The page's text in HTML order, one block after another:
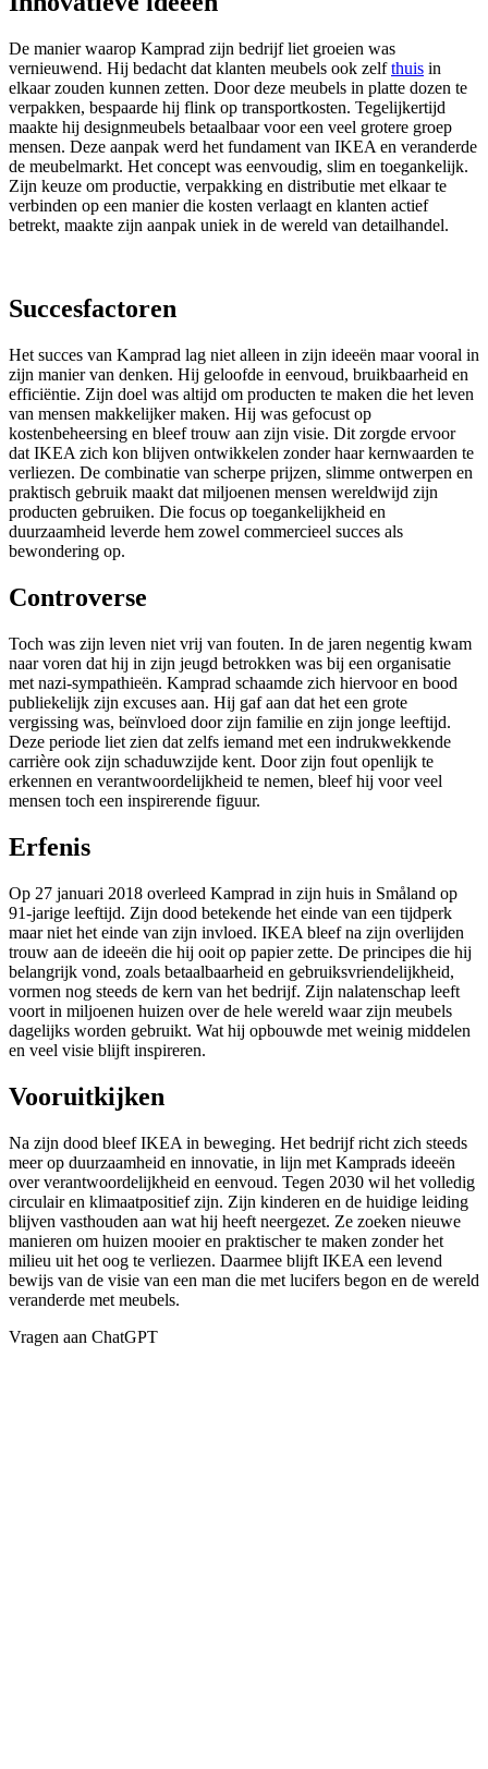
De manier waarop Kamprad zijn bedrijf liet groeien was
vernieuwend. Hij bedacht dat klanten meubels ook zelfthuis in
elkaar zouden kunnen zetten. Door deze meubels in platte dozen te
verpakken, bespaarde hij flink op transportkosten. Tegelijkertijd
maakte hij designmeubels betaalbaar voor een veel grotere groep
mensen. Deze aanpak werd het fundament van IKEA en veranderde
de meubelmarkt. Het concept was eenvoudig, slim en toegankelijk.
Zijn keuze om productie, verpakking en distributie met elkaar te
verbinden op een manier die kosten verlaagt en klanten actief
betrekt, maakte zijn aanpak uniek in de wereld van detailhandel.
Succesfactoren
Het succes van Kamprad lag niet alleen in zijn ideeën maar vooral in
zijn manier van denken. Hij geloofde in eenvoud, bruikbaarheid en
efficiëntie. Zijn doel was altijd om producten te maken die het leven
van mensen makkelijker maken. Hij was gefocust op
kostenbeheersing en bleef trouw aan zijn visie. Dit zorgde ervoor
dat IKEA zich kon blijven ontwikkelen zonder haar kernwaarden te
verliezen. De combinatie van scherpe prijzen, slimme ontwerpen en
praktisch gebruik maakt dat miljoenen mensen wereldwijd zijn
producten gebruiken. Die focus op toegankelijkheid en
duurzaamheid leverde hem zowel commercieel succes als
bewondering op.
Controverse
Toch was zijn leven niet vrij van fouten. In de jaren negentig kwam
naar voren dat hij in zijn jeugd betrokken was bij een organisatie
met nazi-sympathieën. Kamprad schaamde zich hiervoor en bood
publiekelijk zijn excuses aan. Hij gaf aan dat het een grote
vergissing was, beïnvloed door zijn familie en zijn jonge leeftijd.
Deze periode liet zien dat zelfs iemand met een indrukwekkende
carrière ook zijn schaduwzijde kent. Door zijn fout openlijk te
erkennen en verantwoordelijkheid te nemen, bleef hij voor veel
mensen toch een inspirerende figuur.
Erfenis
Op 27 januari 2018 overleed Kamprad in zijn huis in Småland op
91-jarige leeftijd. Zijn dood betekende het einde van een tijdperk
maar niet het einde van zijn invloed. IKEA bleef na zijn overlijden
trouw aan de ideeën die hij ooit op papier zette. De principes die hij
belangrijk vond, zoals betaalbaarheid en gebruiksvriendelijkheid,
vormen nog steeds de kern van het bedrijf. Zijn nalatenschap leeft
voort in miljoenen huizen over de hele wereld waar zijn meubels
dagelijks worden gebruikt. Wat hij opbouwde met weinig middelen
en veel visie blijft inspireren.
Vooruitkijken
Na zijn dood bleef IKEA in beweging. Het bedrijf richt zich steeds
meer op duurzaamheid en innovatie, in lijn met Kamprads ideeën
over verantwoordelijkheid en eenvoud. Tegen 2030 wil het volledig
circulair en klimaatpositief zijn. Zijn kinderen en de huidige leiding
blijven vasthouden aan wat hij heeft neergezet. Ze zoeken nieuwe
manieren om huizen mooier en praktischer te maken zonder het
milieu uit het oog te verliezen. Daarmee blijft IKEA een levend
bewijs van de visie van een man die met lucifers begon en de wereld
veranderde met meubels.
Vragen aan ChatGPT